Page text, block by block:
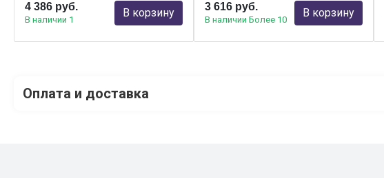
4 386 руб.
В наличии 1
В корзину 3 616 руб.
В наличии Более 10
В корзину
Оплата и доставка